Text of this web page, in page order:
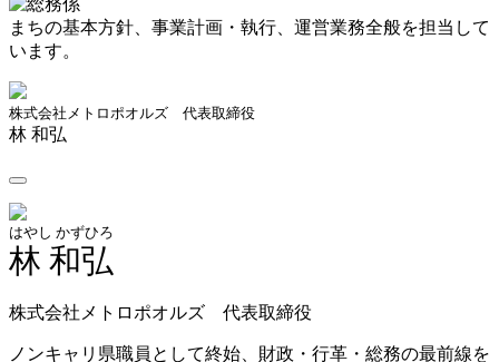
まちの基本方針、事業計画・執行、運営業務全般を担当して
います。
株式会社メトロポオルズ 代表取締役
林 和弘
はやし かずひろ
林 和弘
株式会社メトロポオルズ 代表取締役
ノンキャリ県職員として終始、財政・行革・総務の最前線を